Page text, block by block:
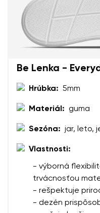
Be Lenka -
Hrúbka: 5mm
Materiál: guma
Sezóna: jar, leto,
Vlastnosti:
- výborná
trvácnosťou
- rešpektuje
- dezén